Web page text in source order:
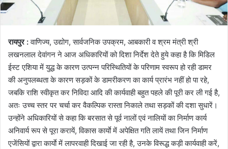
रायपुर :वाणिज्य, उद्योग, सार्वजनिक उपक्रम, आबकारी व श्रम मंत्री श्री
लखनलाल देवांगन ने आज अधिकारियों को दिशा निर्देश देते हुये कहा है कि मिडिल
ईस्ट एशिया में युद्ध के कारण उत्पन्न परिस्थितियों के परिणाम स्वरूप हो रही डामर
की अनुपलब्धता के कारण सड़कों के डामरीकरण का कार्य प्रारंभ नहीं हो पा रहे,
जबकि राशि स्वीकृत कर निविदा आदि की कार्यवाही बहुत पहले की पूरी कर ली गई है,
अतः उच्च स्तर पर चर्चा कर वैकल्पिक रास्ता निकाले तथा सड़कों की दशा सुधारें।
उन्होंने अधिकारियों से कहा कि बरसात से पूर्व नालों एवं नालियों का निर्माण कार्य
अनिवार्य रूप से पूरा करायें, विकास कार्याे में अपेक्षित गति लायें तथा जिन निर्माण
एजेंसियों द्वारा कार्याे में लापरवाही दिखाई जा रही है, उनके विरूद्ध कड़ी कार्यवाही करें,